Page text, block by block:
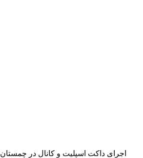
اجرای داکت اسپلیت و کانال در چمستان